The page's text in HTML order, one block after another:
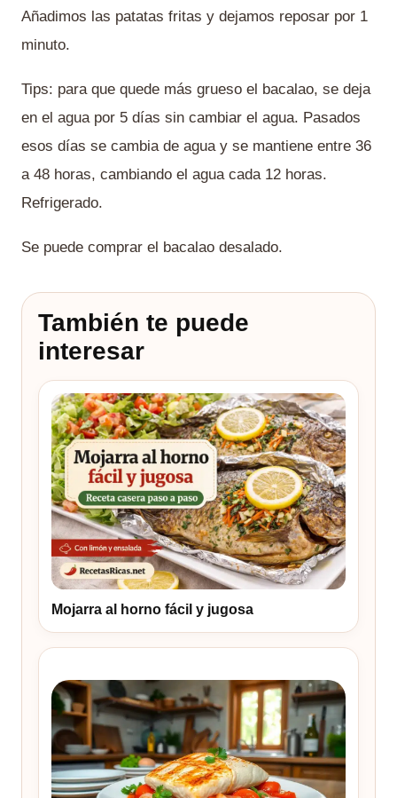
Añadimos las patatas fritas y dejamos reposar por 1
minuto.
Tips: para que quede más grueso el bacalao, se deja
en el agua por 5 días sin cambiar el agua. Pasados
esos días se cambia de agua y se mantiene entre 36
a 48 horas, cambiando el agua cada 12 horas.
Refrigerado.
Se puede comprar el bacalao desalado.
También te puede
interesar
Mojarra al horno fácil y jugosa